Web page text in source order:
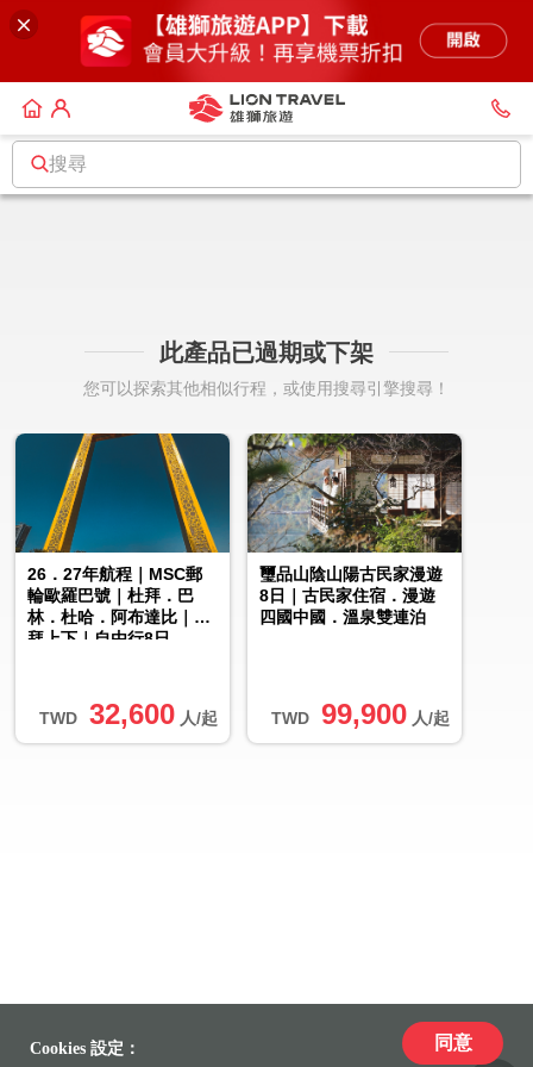
搜尋
此產品已過期或下架
您可以探索其他相似行程，或使用搜尋引擎搜尋！
TWD 32,600 人/起
26．27年航程｜MSC郵
輪歐羅巴號｜杜拜．巴
林．杜哈．阿布達比｜杜
拜上下｜自由行8日
TWD 99,900 人/起
璽品山陰山陽古民家漫遊
8日｜古民家住宿．漫遊
四國中國．溫泉雙連泊
Cookies 設定： 同意